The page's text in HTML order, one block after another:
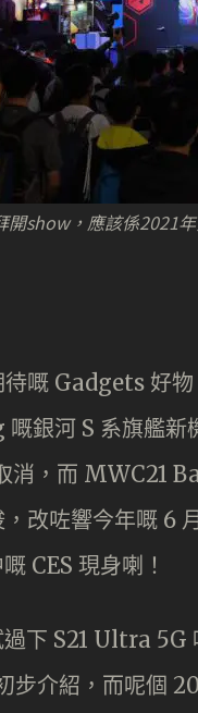
開show，應該係2021
待嘅 Gadgets 好
銀河 S 系旗艦
消，而 MWC21
改咗響今年嘅 6
CES 現身喇！
過下 S21 Ultra
步介紹，而呢個